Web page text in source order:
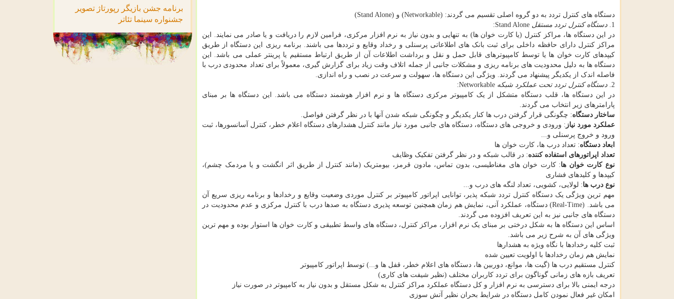
دستگاه های کنترل تردد به دو گروه اصلی تقسیم می گردند: (Networkable) و (Stand Alone)
1. دستگاه کنترل تردد مستقل
در این دستگاه ها، مراکز کنترل (یا کارت خوان ها) به تنهایی و بدون نیاز به نرم افزار مرکزی، فرامین لازم را دریافت و یا صادر می نمایند. این
مراکز کنترل دارای حافظه داخلی برای ثبت بانک های اطلاعاتی پرسنلی و رخداد وقایع و ترددها می باشند. برنامه ریزی این دستگاه از طریق
کیپدهای کارت خوان ها یا توسط کامپیوترهای قابل حمل و نقل و برداشت اطلاعات آن از طریق ارتباط مستقیم یا پرینتر عملی می باشد. این
دستگاه ها به دلیل محدودیت های برنامه ریزی و مشکلات جانبی از جمله اتلاف وقت زیاد برای گزارش گیری، معمولاً برای تعداد محدودی درب با
فاصله اندک از یکدیگر پیشنهاد می گردند. ویژگی این دستگاه ها، سهولت و سرعت در نصب و راه اندازی.
2. دستگاه کنترل تردد تحت عملکرد شبکه
در این دستگاه ها، قلب دستگاه متشکل از یک کامپیوتر مرکزی دستگاه ها و نرم افزار هوشمند دستگاه می باشد. این دستگاه ها بر مبنای
پارامترهای زیر انتخاب می گردند.
ساختار دستگاه: چگونگی قرار گرفتن درب ها کنار یکدیگر و چگونگی شبکه شدن آنها با در نظر گرفتن فواصل.
عملکرد مورد نیاز : ورودی و خروجی های دستگاه، دستگاه های جانبی مورد نیاز مانند کنترل هشدارهای دستگاه اعلام خطر، کنترل آسانسورها، ثبت
ورود و خروج پرسنلی و...
ابعاد دستگاه: تعداد درب ها، کارت خوان ها
تعداد اپراتورهای استفاده کننده: در قالب شبکه و در نظر گرفتن تفکیک وظایف
نوع کارت خوان ها: کارت خوان های مغناطیسی، بدون تماس، مادون قرمز، بیومتریک (مانند کنترل از طریق اثر انگشت و یا مردمک چشم)،
کیپدها و کلیدهای فشاری
نوع درب ها: لولایی، کشویی، تعداد لنگه های درب و...
مهم ترین ویژگی یک دستگاه کنترل تردد شبکه پذیر، توانایی اپراتور کامپیوتر بر کنترل موردی وضعیت وقایع و رخدادها و برنامه ریزی سریع آن
می باشد. (Real-Time) دستگاه، عملکرد آنی، نمایش هم زمان همچنین توسعه پذیری دستگاه به صدها درب با کنترل مرکزی و عدم محدودیت در
دستگاه های جانبی نیز به این تعریف افزوده می گردند.
اساس این دستگاه ها به شکل درختی بر مبنای یک نرم افزار، مراکز کنترل، دستگاه های واسط تطبیقی و کارت خوان ها استوار بوده و مهم ترین
ویژگی های آن به شرح زیر می باشد.
ثبت کلیه رخدادها با نگاه ویژه به هشدارها
نمایش هم زمان رخدادها با اولویت تعیین شده
کنترل مستقیم درب ها (گیت ها، موانع، دوربین ها، دستگاه های اعلام خطر، قفل ها و...) توسط اپراتور کامپیوتر
تعریف بازه های زمانی گوناگون برای تردد کاربران مختلف (نظیر شیفت های کاری)
درجه ایمنی بالا برای دسترسی به نرم افزار و کل دستگاه عملکرد مراکز کنترل به شکل مستقل و بدون نیاز به کامپیوتر در صورت نیاز
امکان غیر فعال نمودن کامل دستگاه در شرایط بحران نظیر آتش سوزی
برنامه جشن بازیگر رپورتاژ تصویر
جشنواره سینما تئاتر